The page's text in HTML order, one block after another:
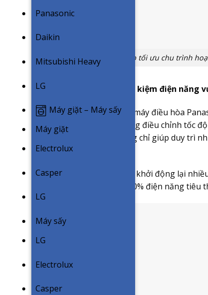
Panasonic
Daikin
Mitsubishi Heavy
LG
Máy giặt – Máy sấy
Máy giặt
Electrolux
Casper
LG
Máy sấy
LG
Electrolux
Casper
Công nghệ AI Eco giúp tối ưu chu trình
Công nghệ Inverter tiết kiệm điện năng
Công nghệ inverter trên máy điều hòa
gia đình bạn. Với khả năng điều chỉnh tốc
Panasonic inverter không chỉ giúp duy trì
và tiết kiệm năng lượng.
Việc máy nén không phải khởi động lại
giúp tiết kiệm từ 30% – 50% điện năng